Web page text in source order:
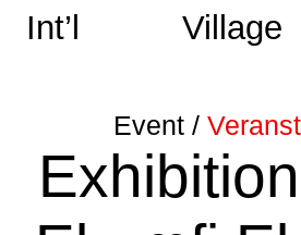
Int’l Village
Event /